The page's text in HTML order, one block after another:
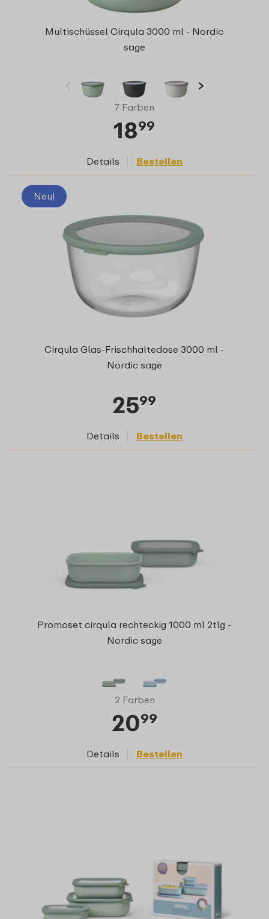
Multischüssel Cirqula 3000 ml - Nordic
sage
7 Farben
1899
Details Bestellen
Neu!
Cirqula Glas-Frischhaltedose 3000 ml -
Nordic sage
2599
Details Bestellen
Promoset cirqula rechteckig 1000 ml 2tlg -
Nordic sage
2 Farben
2099
Details Bestellen